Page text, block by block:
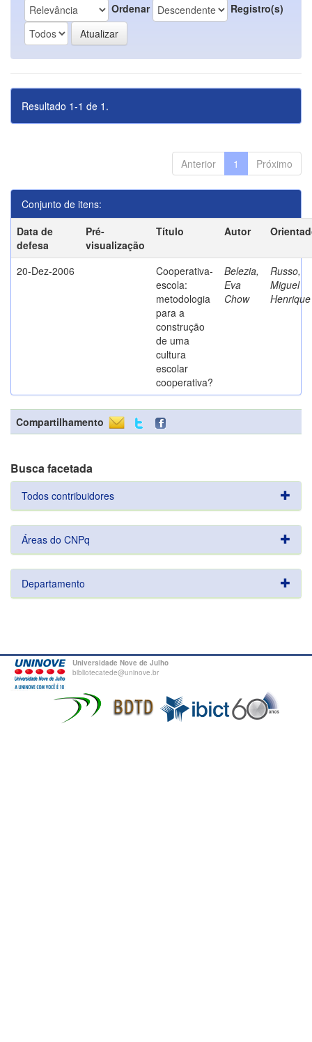
Ordenar Registro(s)
Resultado 1-1 de 1.
Anterior 1 Próximo
Conjunto de itens:
Data de
defesa
Pré-
visualização
Título Autor
20-Dez-2006
Cooperativa-
escola:
metodologia
para a
construção
de uma
cultura
escolar
cooperativa?
Belezia,
Eva
Chow
Russo,
Miguel
Henrique
Compartilhamento
Busca facetada
Todos contribuidores
Áreas do CNPq
Departamento
Universidade Nove de Julho
bibliotecatede@uninove.br